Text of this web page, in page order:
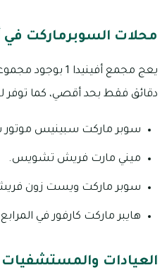
محلات السوبرماركت في
دقائق فقط بحد أقصي، كما توفر
سوبر ماركت سبينيس موتور
ميني مارت فريش تشويس.
سوبر ماركت ويست زون
هايبر ماركت كارفور في
العيادات والمستشفيات